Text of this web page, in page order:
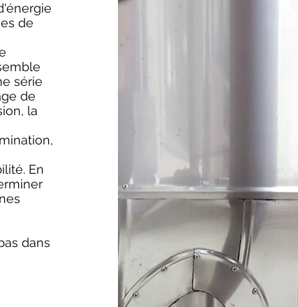
de
série
de
la
En
dans